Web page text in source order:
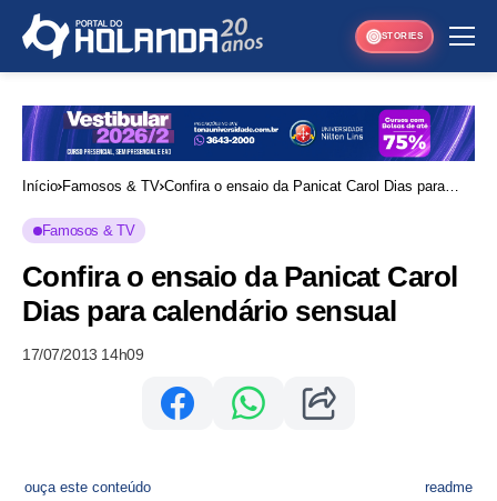
STORIES
Início Famosos & TV Confira o ensaio da Panicat Carol Dias para
Famosos & TV
Confira o ensaio da Panicat Carol
Dias para calendário sensual
17/07/2013 14h09
ouça este conteúdo readme